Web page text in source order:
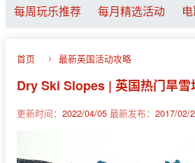
每周玩乐推荐 每月精选活动
首页 最新英国活动攻略
Dry Ski Slopes | 英国热门旱雪
更新时间： 2022/04/05 最新发布： 2017/02/